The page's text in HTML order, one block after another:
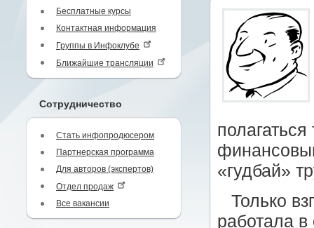
Бесплатные курсы
Контактная информация
Группы в Инфоклубе
Ближайшие трансляции
Сотрудничество
Стать инфопродюсером
Партнерская программа
Для авторов (экспертов)
Отдел продаж
Все вакансии
«гудбай»
Только
работала в